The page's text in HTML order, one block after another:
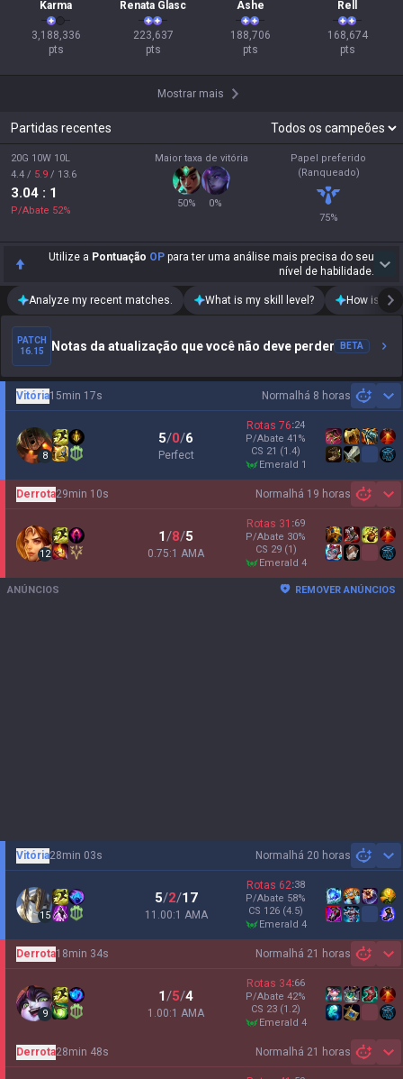
Karma
3,188,336
pts
Renata Glasc
223,637
pts
Ashe
188,706
pts
Rell
168,674
pts
Mostrar mais
Partidas recentes
20G 10W 10L
4.4 / 5.9 / 13.6
3.04 : 1
P/Abate 52%
Maior taxa de vitória
50% 0%
Papel preferido
(Ranqueado)
75%
Utilize a Pontuação OP para ter uma análise mais precisa do seu
nível de habilidade.
Analyze my recent matches. What is my skill level? How is my
PATCH
16.15
Notas da atualização que você não deve perder BETA
Normal há 8 horas
Vitória15min 17s
8
5/0/6
Perfect
Rotas 76:24
P/Abate 41 %
CS 21 (1.4)
emerald 1
Normal há 19 horas
Derrota29min 10s
12
1/8/5
0.75:1 AMA
Rotas 31 :69
P/Abate 30%
CS 29 (1)
emerald 4
ANÚNCIOS REMOVER ANÚNCIOS
Normal há 20 horas
Vitória28min 03s
15
5/2/17
11.00:1 AMA
Rotas 62:38
P/Abate 58%
CS 126 (4.5)
emerald 4
Normal há 21 horas
Derrota18min 34s
9
1/5/4
1.00:1 AMA
Rotas 34:66
P/Abate 42%
CS 23 (1.2)
emerald 4
Normal há 21 horas
Derrota28min 48s